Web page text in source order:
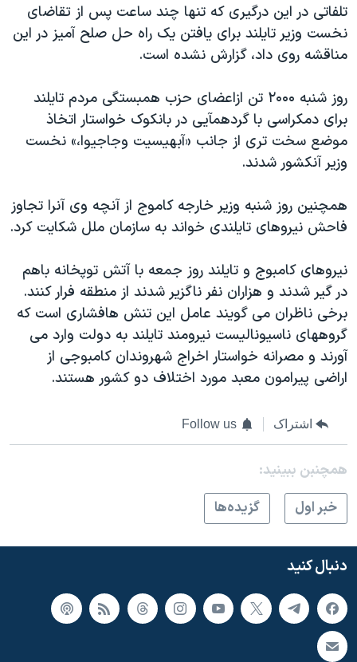
همایش محافظه‌کاران آمریکا «سی‌پک»
صفحه‌های ویژه
سفر پرزیدنت ترامپ به چین
تلفاتی در این درگیری که تنها چند ساعت پس از تقاضای
نخست وزیر تایلند برای یافتن یک راه حل صلح آمیز در این
مناقشه روی داد، گزارش نشده است.
روز شنبه ۲۰۰۰ تن ازاعضای حزب همبستگی مردم تایلند
برای دمکراسی با گردهمآیی در بانکوک خواستار اتخاذ
موضع سخت تری از جانب «آبهیسیت وجاجیوا،» نخست
وزیر آنکشور شدند.
همچنین روز شنبه وزیر خارجه کاموج از آنچه وی آنرا تجاوز
فاحش نیروهای تایلندی خواند به سازمان ملل شکایت کرد.
نیروهای کامبوج و تایلند روز جمعه با آتش توپخانه باهم
در گیر شدند و هزاران نفر ناگزیر شدند از منطقه فرار کنند.
برخی ناظران می گويند عامل این تنش هافشاری است که
گروههای ناسیونالیست نیرومند تایلند به دولت وارد می
آورند و مصرانه خواستار اخراج شهروندان کامبوجی از
اراضی پیرامون معبد مورد اختلاف دو کشور هستند.
اشتراک Follow us
همچنبن ببینید:
خبر اول
گزيده‌ها
دنبال کنید